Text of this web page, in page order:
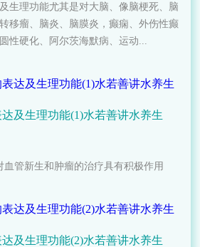
生理功能尤其是对大脑、像脑梗死、脑
移瘤、脑炎、脑膜炎，癫痫、外伤性癫
性硬化、阿尔茨海默病、运动...
及生理功能(1)水若善讲水养生
血管新生和肿瘤的治疗具有积极作用
及生理功能(2)水若善讲水养生